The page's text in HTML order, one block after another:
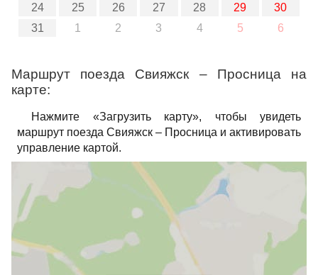
24
25 26 27 28 29
30
31
1 2 3 4 5 6
Маршрут поезда Свияжск – Просница на
карте:
Нажмите «Загрузить карту», чтобы увидеть
маршрут поезда Свияжск – Просница и активировать
управление картой.